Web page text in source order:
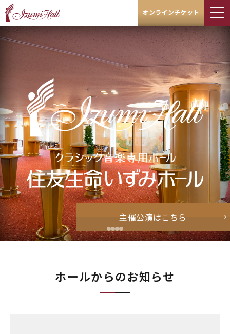
オンラインチケット
主催公演はこちら
ホールからのお知らせ